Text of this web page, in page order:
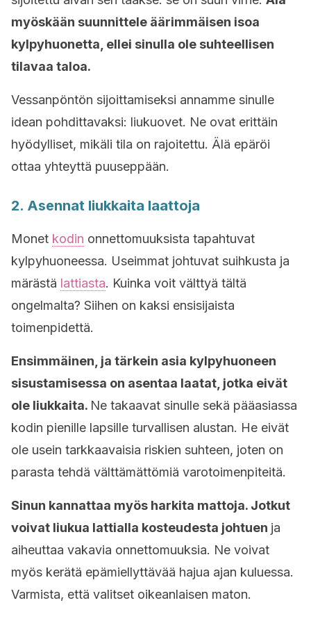
myöskään suunnittele äärimmäisen isoa
kylpyhuonetta, ellei sinulla ole suhteellisen
tilavaa taloa.
Vessanpöntön sijoittamiseksi annamme sinulle
idean pohdittavaksi: liukuovet. Ne ovat erittäin
hyödylliset, mikäli tila on rajoitettu. Älä epäröi
ottaa yhteyttä puuseppään.
2. Asennat liukkaita laattoja
Monet kodin onnettomuuksista tapahtuvat
kylpyhuoneessa. Useimmat johtuvat suihkusta ja
märästä lattiasta. Kuinka voit välttyä tältä
ongelmalta? Siihen on kaksi ensisijaista
toimenpidettä.
Ensimmäinen, ja tärkein asia kylpyhuoneen
sisustamisessa on asentaa laatat, jotka eivät
ole liukkaita. Ne takaavat sinulle sekä pääasiassa
kodin pienille lapsille turvallisen alustan. He eivät
ole usein tarkkaavaisia riskien suhteen, joten on
parasta tehdä välttämättömiä varotoimenpiteitä.
Sinun kannattaa myös harkita mattoja. Jotkut
voivat liukua lattialla kosteudesta johtuen ja
aiheuttaa vakavia onnettomuuksia. Ne voivat
myös kerätä epämiellyttävää hajua ajan kuluessa.
Varmista, että valitset oikeanlaisen maton.